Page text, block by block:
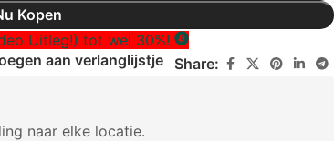
Slovenščina
Suomi
Română
Kopen
Uitleg!) tot wel 30%!
aan verlanglijstje Share:
naar elke locatie.